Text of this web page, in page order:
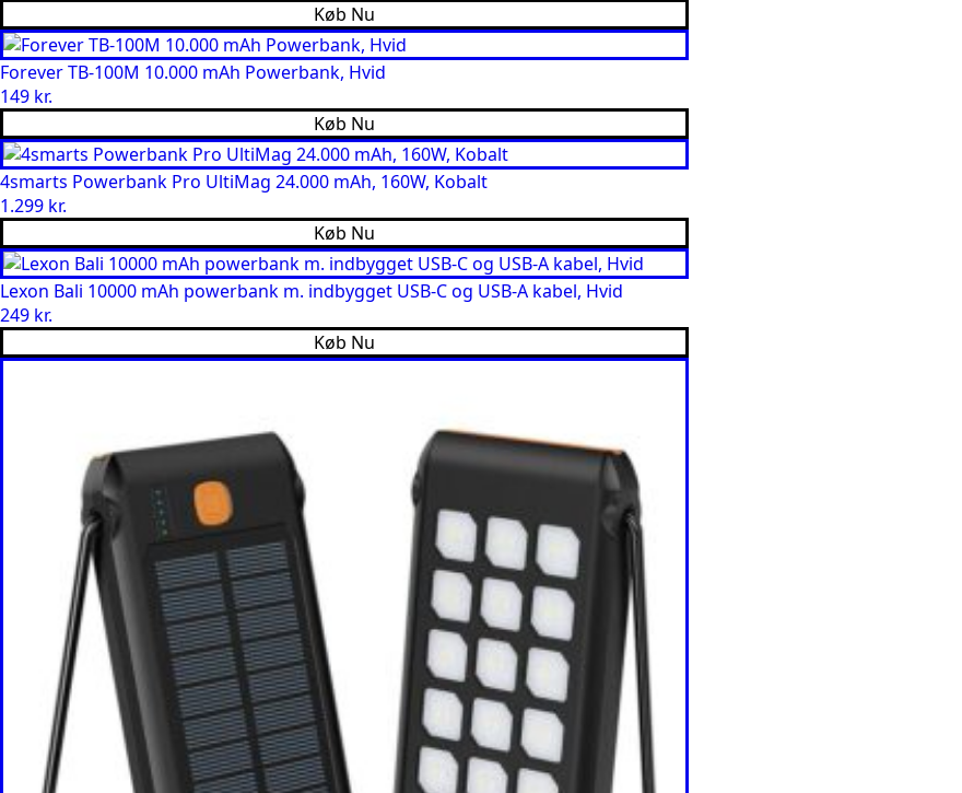
Køb Nu
Forever TB-100M 10.000 mAh Powerbank, Hvid
149 kr.
Køb Nu
4smarts Powerbank Pro UltiMag 24.000 mAh, 160W, Kobalt
1.299 kr.
Køb Nu
Lexon Bali 10000 mAh powerbank m. indbygget USB-C og USB-A kabel, Hvid
249 kr.
Køb Nu